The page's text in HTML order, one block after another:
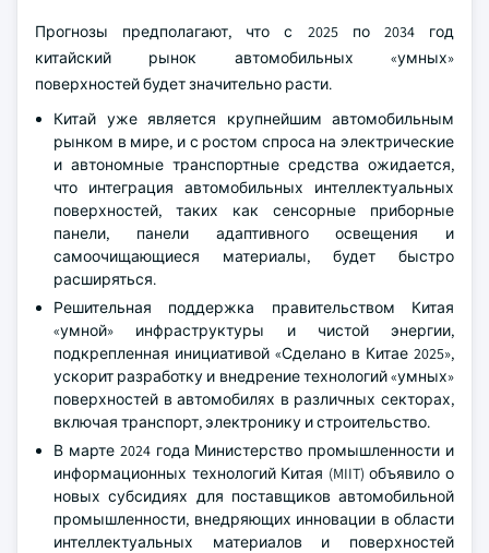
Прогнозы предполагают, что с 2025 по 2034 год
китайский рынок автомобильных «умных»
поверхностей будет значительно расти.
Китай уже является крупнейшим автомобильным
рынком в мире, и с ростом спроса на электрические
и автономные транспортные средства ожидается,
что интеграция автомобильных интеллектуальных
поверхностей, таких как сенсорные приборные
панели, панели адаптивного освещения и
самоочищающиеся материалы, будет быстро
расширяться.
Решительная поддержка правительством Китая
«умной» инфраструктуры и чистой энергии,
подкрепленная инициативой «Сделано в Китае 2025»,
ускорит разработку и внедрение технологий «умных»
поверхностей в автомобилях в различных секторах,
включая транспорт, электронику и строительство.
В марте 2024 года Министерство промышленности и
информационных технологий Китая (MIIT) объявило о
новых субсидиях для поставщиков автомобильной
промышленности, внедряющих инновации в области
интеллектуальных материалов и поверхностей